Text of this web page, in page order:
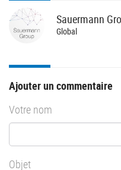
Sauermann
Global
Ajouter un commentaire
Votre nom
Objet